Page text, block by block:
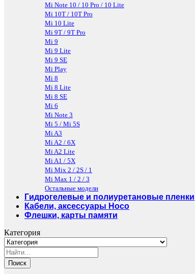
Mi Note 10 / 10 Pro / 10 Lite
Mi 10T / 10T Pro
Mi 10 Lite
Mi 9T / 9T Pro
Mi 9
Mi 9 Lite
Mi 9 SE
Mi Play
Mi 8
Mi 8 Lite
Mi 8 SE
Mi 6
Mi Note 3
Mi 5 / Mi 5S
Mi A3
Mi A2 / 6X
Mi A2 Lite
Mi A1 / 5X
Mi Mix 2 / 2S / 1
Mi Max 1 / 2 / 3
Остальные модели
Гидрогелевые и полиуретановые пленки
Кабели, аксессуары Hoco
Флешки, карты памяти
Категория
Поиск